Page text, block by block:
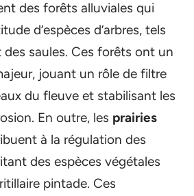
des forêts alluviales qui
d’espèces d’arbres, tels
saules. Ces forêts ont un
jouant un rôle de filtre
du fleuve et stabilisant les
En outre, les prairies
à la régulation des
des espèces végétales
pintade. Ces